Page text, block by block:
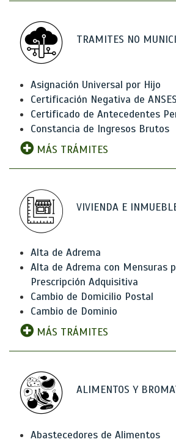
TRAMITES NO
Asignación Universal por Hijo
Certificación Negativa de ANSES
Certificado de Antecedentes
Constancia de Ingresos Brutos
MÁS TRÁMITES
VIVIENDA E
Alta de Adrema
Alta de Adrema con Mensuras
Prescripción Adquisitiva
Cambio de Domicilio Postal
Cambio de Dominio
MÁS TRÁMITES
ALIMENTOS Y
Abastecedores de Alimentos